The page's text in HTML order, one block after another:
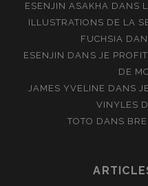
ESENJIN ASAKHA DANS
ILLUSTRATIONS DE LA
FUCHSIA
ESENJIN DANS JE
DE
JAMES YVELINE DANS
VINYLES
TOTO DANS